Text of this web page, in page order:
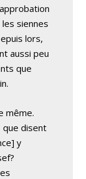
siennes
lors,
aussi peu
que
même.
que disent
y